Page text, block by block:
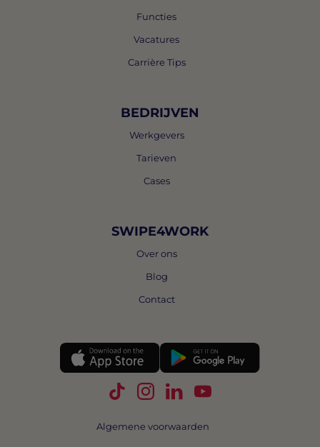
Functies
Vacatures
Carrière Tips
BEDRIJVEN
Werkgevers
Tarieven
Cases
SWIPE4WORK
Over ons
Blog
Contact
Volg Swipe4Work op TikTok
Volg Swipe4Work op
Volg Swipe4Work op
Volg Swipe4Work
Algemene voorwaarden